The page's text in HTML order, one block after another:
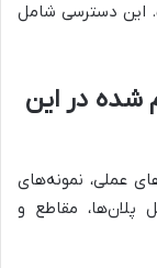
این دسترسی شامل
شده در این
عملی، نمونه‌های
پلان‌ها، مقاطع و